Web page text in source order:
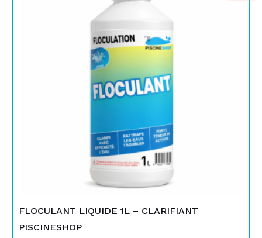
FLOCULANT LIQUIDE 1L – CLARIFIANT
PISCINESHOP